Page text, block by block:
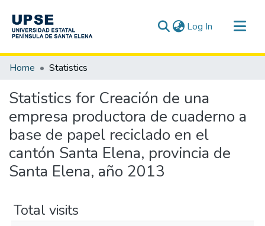
Log In (current)
Communities & Collections
Home Statistics
Statistics for Creación de una
empresa productora de cuaderno a
base de papel reciclado en el
cantón Santa Elena, provincia de
Santa Elena, año 2013
Total visits